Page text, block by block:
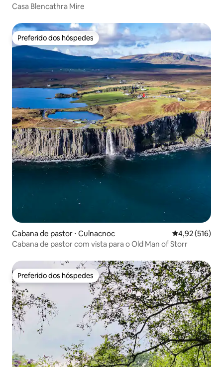
Casa Blencathra Mire
Preferido dos hóspedes
Preferido dos hóspedes
Cabana de pastor ⋅ Culnacnoc 4,92 de uma
4,92 (516)
Cabana de pastor com vista para o Old Man of Storr
Preferido dos hóspedes
Preferido dos hóspedes